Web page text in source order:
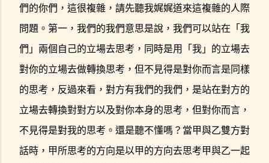
們的你們，這很複雜，請先聽我娓娓道來這複雜的人際
問題。第一，我們的我們意思是說，我們可以站在「我
們」兩個自己的立場去思考，同時是用「我」的立場去
對你的立場去做轉換思考，但不見得是對你而言是同樣
的思考，反過來看，對方有我們的我們，是站在對方的
立場去轉換對對方以及對你本身的思考，但對你而言，
不見得是對我的思考。還是聽不懂嗎？當甲與乙雙方對
話時，甲所思考的方向是以甲的方向去思考甲與乙一起